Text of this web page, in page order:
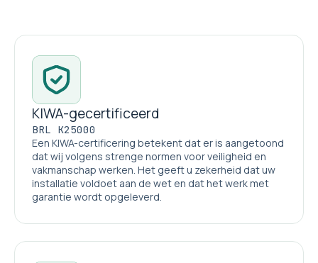
KIWA-gecertificeerd
BRL K25000
Een KIWA-certificering betekent dat er is aangetoond
dat wij volgens strenge normen voor veiligheid en
vakmanschap werken. Het geeft u zekerheid dat uw
installatie voldoet aan de wet en dat het werk met
garantie wordt opgeleverd.